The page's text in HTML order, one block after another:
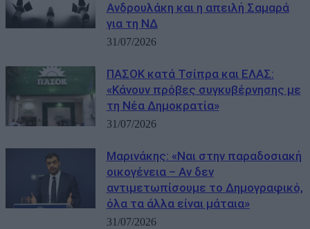
Ανδρουλάκη και η απειλή Σαμαρά
για τη ΝΔ
31/07/2026
ΠΑΣΟΚ κατά Τσίπρα και ΕΛΑΣ:
«Κάνουν πρόβες συγκυβέρνησης με
τη Νέα Δημοκρατία»
31/07/2026
Μαρινάκης: «Ναι στην παραδοσιακή
οικογένεια – Αν δεν
αντιμετωπίσουμε το Δημογραφικό,
όλα τα άλλα είναι μάταια»
31/07/2026